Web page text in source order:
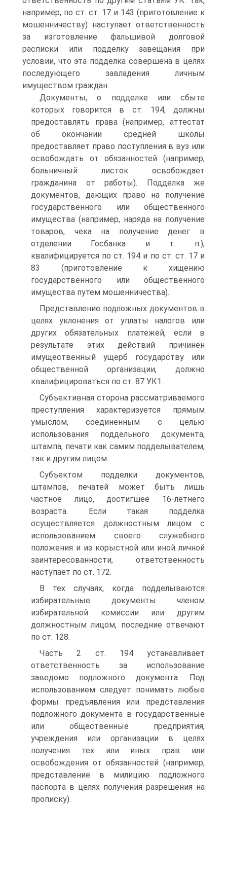
например, по ст. ст. 17 и 143 (приготовление к
мошенничеству) наступает ответственность
за изготовление фальшивой долговой
расписки или подделку завещания при
условии, что эта подделка совершена в целях
последующего завладения личным
имуществом граждан.
Документы, о подделке или сбыте
которых говорится в ст. 194, должны
предоставлять права (например, аттестат
об окончании средней школы
предоставляет право поступления в вуз или
освобождать от обязанностей (например,
больничный листок освобождает
гражданина от работы). Подделка же
документов, дающих право на получение
государственного или общественного
имущества (например, наряда на получение
товаров, чека на получение денег в
отделении Госбанка и т. п.),
квалифицируется по ст. 194 и по ст. ст. 17 и
83 (приготовление к хищению
государственного или общественного
имущества путем мошенничества).
Представление подложных документов в
целях уклонения от уплаты налогов или
других обязательных платежей, если в
результате этих действий причинен
имущественный ущерб государству или
общественной организации, должно
квалифицироваться по ст. 87 УК1.
Субъективная сторона рассматриваемого
преступления характеризуется прямым
умыслом, соединенным с целью
использования поддельного документа,
штампа, печати как самим подделывателем,
так и другим лицом.
Субъектом подделки документов,
штампов, печатей может быть лишь
частное лицо, достигшее 16-летнего
возраста. Если такая подделка
осуществляется должностным лицом с
использованием своего служебного
положения и из корыстной или иной личной
заинтересованности, ответственность
наступает по ст. 172.
В тех случаях, когда подделываются
избирательные документы членом
избирательной комиссии или другим
должностным лицом, последние отвечают
по ст. 128.
Часть 2 ст. 194 устанавливает
ответственность за использование
заведомо подложного документа. Под
использованием следует понимать любые
формы предъявления или представления
подложного документа в государственные
или общественные предприятия,
учреждения или организации в целях
получения тех или иных прав или
освобождения от обязанностей (например,
представление в милицию подложного
паспорта в целях получения разрешения на
прописку).